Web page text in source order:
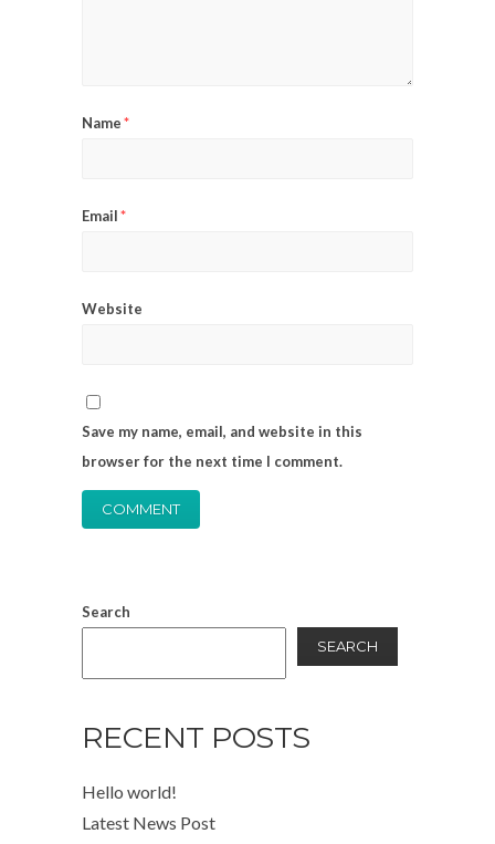
Name*
Email*
Website
Save my name, email, and website in this
browser for the next time I comment.
Search
SEARCH
RECENT POSTS
Hello world!
Latest News Post